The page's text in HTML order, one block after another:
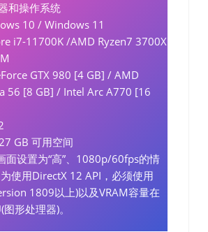
和操作系统
10 / Windows 11
i7-11700K /AMD Ryzen7 3700X
GTX 980 [4 GB] / AMD
56 [8 GB] / Intel Arc A770 [16
GB 可用空间
面设置为“高”、1080p/60fps的情
使用DirectX 12 API，必须使用
1809以上)以及VRAM容量在
形处理器)。